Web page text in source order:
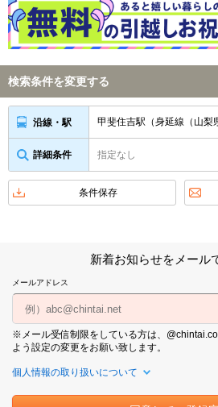
検索条件を変更する
沿線・駅 甲斐住吉駅（身延線（山梨
詳細条件 指定なし
条件保存
新着お知らせをメール
メールアドレス
※メール受信制限をしている方は、
よう設定の変更をお願い致します。
個人情報の取り扱いについて